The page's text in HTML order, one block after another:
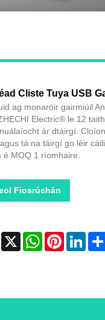
Cliste Tuya USB
ag monaróir gairmiúil
Electric® le 12
ár dtáirgí.
tá na táirgí go léir
é MOQ 1 ríomhaire.
Fiosrúchán
X WhatsAppPinterest